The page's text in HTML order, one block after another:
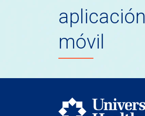
aplicación
móvil